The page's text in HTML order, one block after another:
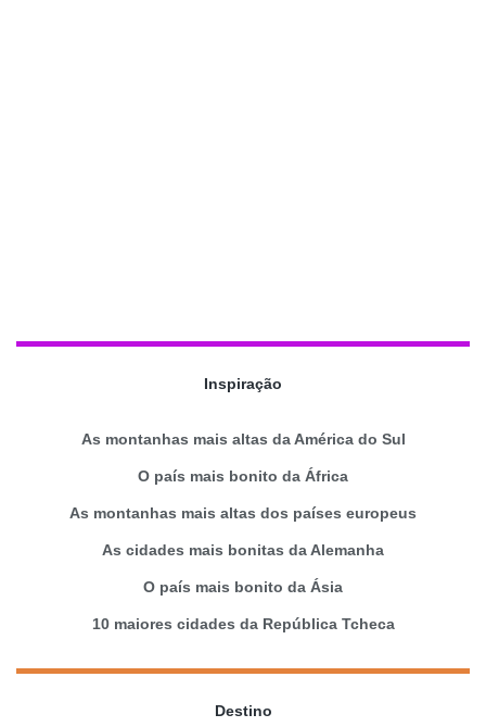
Inspiração
As montanhas mais altas da América do Sul
O país mais bonito da África
As montanhas mais altas dos países europeus
As cidades mais bonitas da Alemanha
O país mais bonito da Ásia
10 maiores cidades da República Tcheca
Destino